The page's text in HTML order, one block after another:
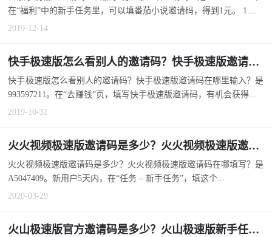
在“福利”中的新手任务里，可以填番茄小说邀请码，得到1元。 1....
2019-12-14
快手极速版怎么看别人的邀请码？快手极速版邀请码在哪里输入？
快手极速版怎么看别人的邀请码？快手极速版邀请码在哪里输入？是
993597211。在“去赚钱”页，填写快手极速版邀请码，有机会获得...
2019-10-31
火火视频极速版邀请码是多少？火火视频极速版邀请码在哪填写？
火火视频极速版邀请码是多少？火火视频极速版邀请码在哪填写？是
A5047409。新用户5天内，在“任务 – 新手任务”，填这个...
2020-03-29
火山极速版官方邀请码是多少？火山极速版新手任务没有填写邀请码？